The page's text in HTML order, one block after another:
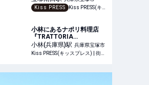
ース
Kiss PRESS
Kiss PRESS(キッスプレス) | 街を、もっと楽しもう
小林にあるナポリ料理店
『TRATTORIA
SCAMMARO（トラットリ
アスカンマロ）』でランチ
してきました 宝塚市
小林(兵庫県)駅 兵庫県宝塚市
Kiss PRESS(キッスプレス) | 街を、もっと楽しもう